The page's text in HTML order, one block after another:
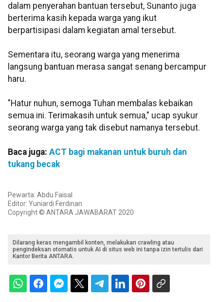
dalam penyerahan bantuan tersebut, Sunanto juga
berterima kasih kepada warga yang ikut
berpartisipasi dalam kegiatan amal tersebut.
Sementara itu, seorang warga yang menerima
langsung bantuan merasa sangat senang bercampur
haru.
"Hatur nuhun, semoga Tuhan membalas kebaikan
semua ini. Terimakasih untuk semua," ucap syukur
seorang warga yang tak disebut namanya tersebut.
Baca juga: ACT bagi makanan untuk buruh dan
tukang becak
Pewarta: Abdu Faisal
Editor: Yuniardi Ferdinan
Copyright © ANTARA JAWABARAT 2020
Dilarang keras mengambil konten, melakukan crawling atau
pengindeksan otomatis untuk AI di situs web ini tanpa izin tertulis dari
Kantor Berita ANTARA.